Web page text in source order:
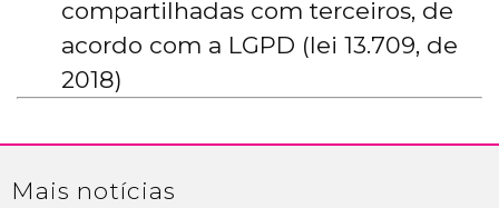
compartilhadas com terceiros, de
acordo com a LGPD (lei 13.709, de
2018)
Mais notícias